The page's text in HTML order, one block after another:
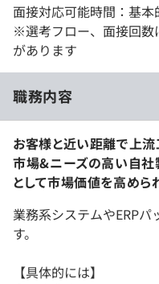
面接対応可能時間：基
※選考フロー、面接回数
があります
職務内容
お客様と近い距離で上
市場&ニーズの高い自社
として市場価値を高めら
業務系システムやERP
す。
【具体的には】